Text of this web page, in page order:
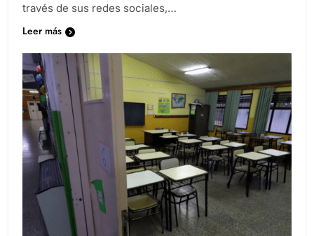
través de sus redes sociales,…
Leer más